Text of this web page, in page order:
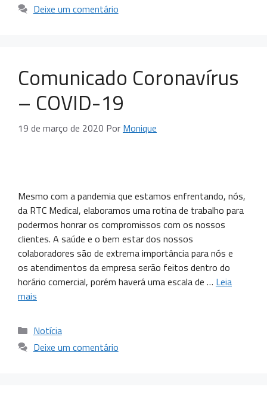
Deixe um comentário
Comunicado Coronavírus
– COVID-19
19 de março de 2020 Por Monique
Mesmo com a pandemia que estamos enfrentando, nós,
da RTC Medical, elaboramos uma rotina de trabalho para
podermos honrar os compromissos com os nossos
clientes. A saúde e o bem estar dos nossos
colaboradores são de extrema importância para nós e
os atendimentos da empresa serão feitos dentro do
horário comercial, porém haverá uma escala de … Leia
mais
Notícia
Deixe um comentário